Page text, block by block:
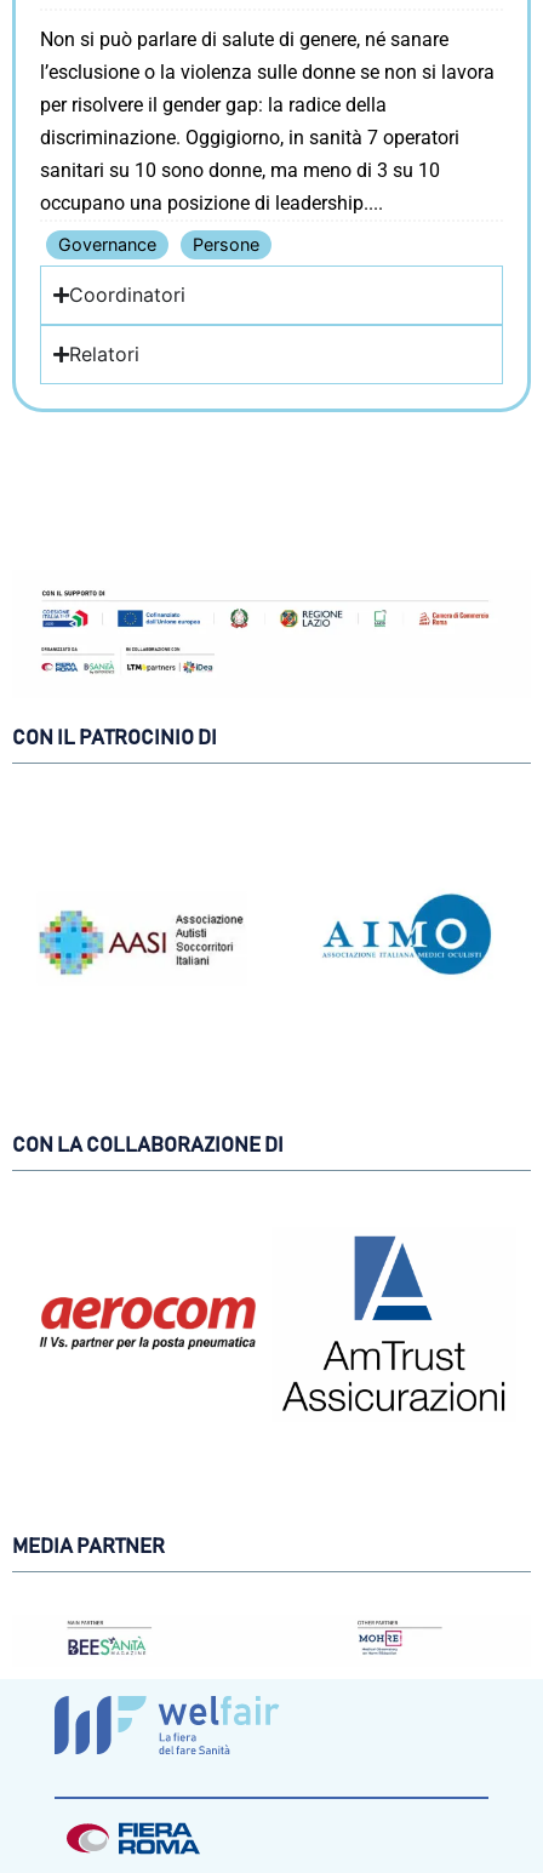
Non si può parlare di salute di genere, né sanare
l’esclusione o la violenza sulle donne se non si lavora
per risolvere il gender gap: la radice della
discriminazione. Oggigiorno, in sanità 7 operatori
sanitari su 10 sono donne, ma meno di 3 su 10
occupano una posizione di leadership.
Governance Persone
Coordinatori
Relatori
CON IL PATROCINIO DI
CON LA COLLABORAZIONE DI
MEDIA PARTNER